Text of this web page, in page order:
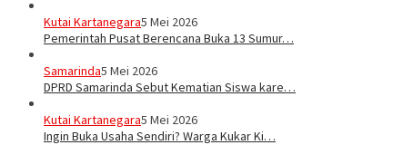
Kutai Kartanegara5 Mei 2026
Pemerintah Pusat Berencana Buka 13 Sumur…
Samarinda5 Mei 2026
DPRD Samarinda Sebut Kematian Siswa kare…
Kutai Kartanegara5 Mei 2026
Ingin Buka Usaha Sendiri? Warga Kukar Ki…